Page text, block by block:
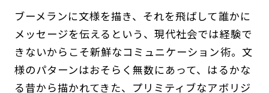
ブーメランに文様を描き、それを飛ばして誰かに
メッセージを伝えるという、現代社会では経験で
きないからこそ新鮮なコミュニケーション術。文
様のパターンはおそらく無数にあって、はるかな
る昔から描かれてきた、プリミティブなアボリジ